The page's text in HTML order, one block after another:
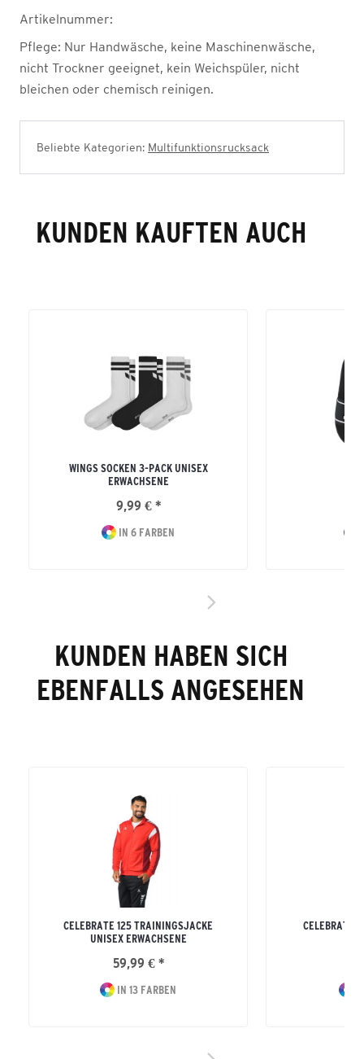
Artikelnummer:
Pflege: Nur Handwäsche, keine Maschinenwäsche,
nicht Trockner geeignet, kein Weichspüler, nicht
bleichen oder chemisch reinigen.
Beliebte Kategorien: Multifunktionsrucksack
KUNDEN KAUFTEN AUCH
WINGS SOCKEN 3-PACK UNISEX
ERWACHSENE
9,99 € *
IN 6 FARBEN
KUNDEN HABEN SICH
EBENFALLS ANGESEHEN
CELEBRATE 125 TRAININGSJACKE
UNISEX ERWACHSENE
59,99 € *
IN 13 FARBEN
CELEBRATE